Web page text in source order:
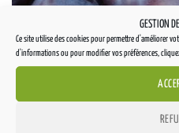
GESTION
Ce site utilise des cookies pour permettre d'améliorer
d'informations ou pour modifier vos préférences,